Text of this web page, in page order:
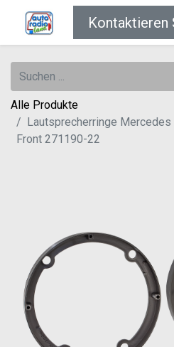
Kontaktieren
Alle Produkte
Lautsprecherringe
Front 271190-22